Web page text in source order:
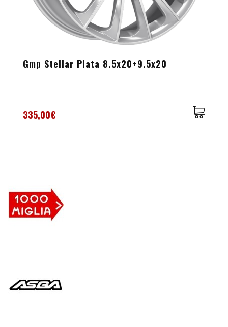
Gmp Stellar Plata 8.5x20+9.5x20
335,00€